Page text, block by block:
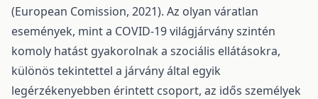
(European Comission, 2021). Az olyan váratlan
események, mint a COVID-19 világjárvány szintén
komoly hatást gyakorolnak a szociális ellátásokra,
különös tekintettel a járvány által egyik
legérzékenyebben érintett csoport, az idős személyek